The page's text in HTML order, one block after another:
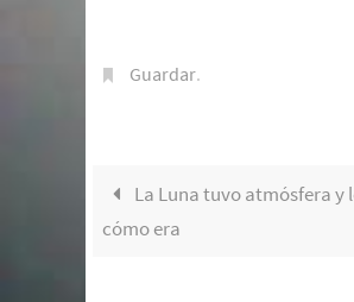
Guardar.
La Luna tuvo atmósfera y
cómo era